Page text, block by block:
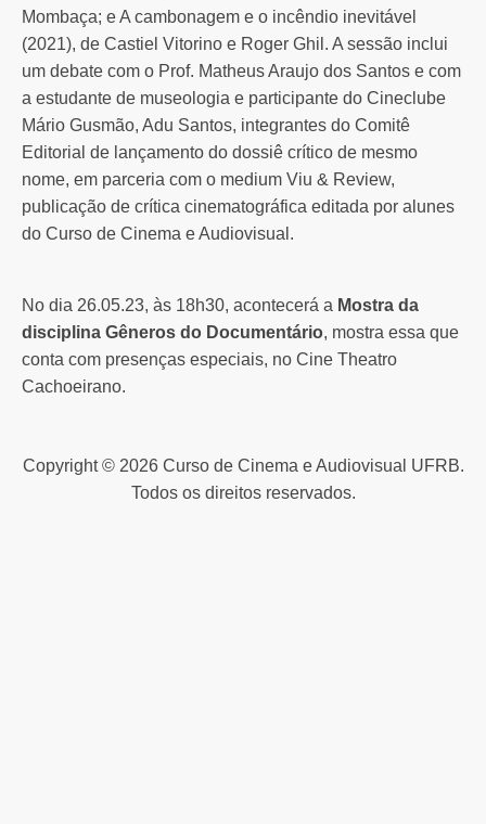
Mombaça; e A cambonagem e o incêndio inevitável
(2021), de Castiel Vitorino e Roger Ghil. A sessão inclui
um debate com o Prof. Matheus Araujo dos Santos e com
a estudante de museologia e participante do Cineclube
Mário Gusmão, Adu Santos, integrantes do Comitê
Editorial de lançamento do dossiê crítico de mesmo
nome, em parceria com o medium Viu & Review,
publicação de crítica cinematográfica editada por alunes
do Curso de Cinema e Audiovisual.
No dia 26.05.23, às 18h30, acontecerá a Mostra da
disciplina Gêneros do Documentário, mostra essa que
conta com presenças especiais, no Cine Theatro
Cachoeirano.
Copyright © 2026 Curso de Cinema e Audiovisual UFRB.
Todos os direitos reservados.